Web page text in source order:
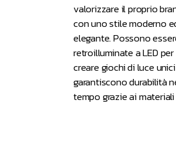
valorizzare il proprio
con uno stile moderno
elegante. Possono
retroilluminate a LED per
creare giochi di luce
garantiscono durabilità
tempo grazie ai